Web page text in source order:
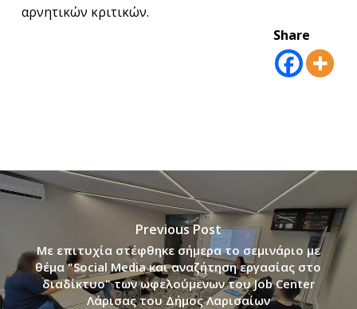
αρνητικών κριτικών.
Share
Previous Post
Με επιτυχία στέφθηκε σήμερα το σεμινάριο με
θέμα "Social Media και αναζήτηση εργασίας στο
διαδίκτυο" των ωφελούμενων του Job Center
Λάρισας του Δήμος Λαρισαίων